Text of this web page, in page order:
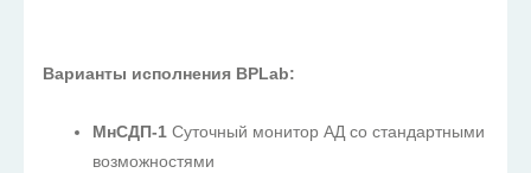
Варианты исполнения BPLab:
МнСДП-1 Суточный монитор АД со стандартными
возможностями